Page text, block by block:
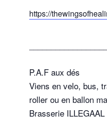
https://
P.A.F aux dés
Viens en velo, bus,
roller ou en ballon
Brasserie ILLEGAAL